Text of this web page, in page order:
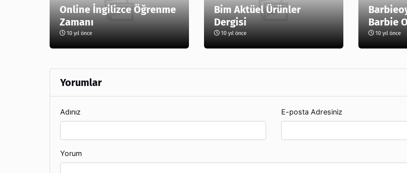
Online İngilizce Öğrenme
Zamanı
10 yıl önce
Bim Aktüel Ürünler
Dergisi
10 yıl önce
Barbie
10 yıl önce
Yorumlar
Adınız E-posta Adresiniz
Yorum